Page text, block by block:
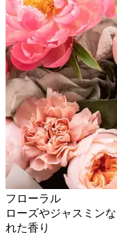
フローラル
ローズやジャスミン
れた香り